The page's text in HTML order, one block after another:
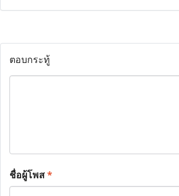
ตอบกระทู้
ชื่อผู้โพส*